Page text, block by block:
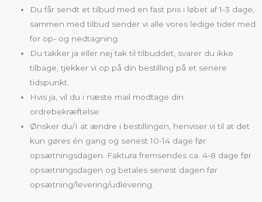
Du får sendt et tilbud med en fast pris i løbet af 1-3 dage,
sammen med tilbud sender vi alle vores ledige tider med
for op- og nedtagning.
Du takker ja eller nej tak til tilbuddet, svarer du ikke
tilbage, tjekker vi op på din bestilling på et senere
tidspunkt.
Hvis ja, vil du i næste mail modtage din
ordrebekræftelse.
Ønsker du/I at ændre i bestillingen, henviser vi til at det
kun gøres én gang og senest 10-14 dage før
opsætningsdagen. Faktura fremsendes ca. 4-8 dage før
opsætningsdagen og betales senest dagen før
opsætning/levering/udlevering.